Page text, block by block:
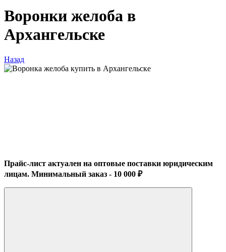
Воронки желоба в
Архангельске
Назад
Прайс-лист актуален на оптовые поставки юридическим
лицам. Минимальный заказ - 10 000 ₽